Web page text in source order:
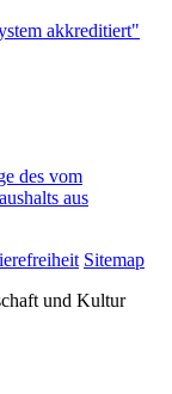
des vom
aus
Sitemap
und Kultur